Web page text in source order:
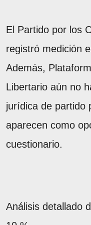
El Partido por los
registró medición
Además,
Libertario aún no
jurídica de partido
aparecen como
cuestionario.
Análisis detallado